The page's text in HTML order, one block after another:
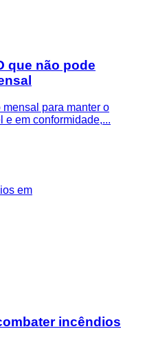
que não pode
para manter o
e em conformidade,...
incêndios